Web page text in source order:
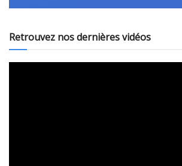
Retrouvez nos dernières vidéos